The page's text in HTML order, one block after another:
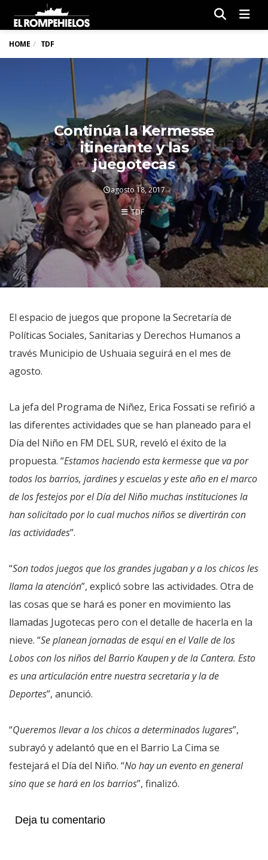
HOME TDF
Continúa la Kermesse
itinerante y las
juegotecas
agosto 18, 2017
TDF
El espacio de juegos que propone la Secretaría de
Políticas Sociales, Sanitarias y Derechos Humanos a
través Municipio de Ushuaia seguirá en el mes de
agosto.
La jefa del Programa de Niñez, Erica Fossati se refirió a
las diferentes actividades que se han planeado para el
Día del Niño en FM DEL SUR, reveló el éxito de la
propuesta. “Estamos haciendo esta kermesse que va por
todos los barrios, jardines y escuelas y este año en el marco
de los festejos por el Día del Niño muchas instituciones la
han solicitado por lo cual muchos niños se divertirán con
las actividades”.
“Son todos juegos que los grandes jugaban y a los chicos les
llama la atención”, explicó sobre las actividades. Otra de
las cosas que se hará es poner en movimiento las
llamadas Jugotecas pero con el detalle de hacerla en la
nieve. “Se planean jornadas de esquí en el Valle de los
Lobos con los niños del Barrio Kaupen y de la Cantera. Esto
es una articulación entre nuestra secretaria y la de
Deportes”, anunció.
“Queremos llevar a los chicos a determinados lugares”,
subrayó y adelantó que en el Barrio La Cima se
festejará el Día del Niño. “No hay un evento en general
sino que se hará en los barrios”, finalizó.
Deja tu comentario